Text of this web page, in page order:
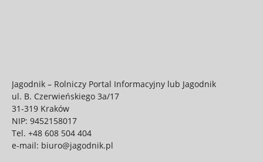
Jagodnik – Rolniczy Portal Informacyjny lub Jagodnik
ul. B. Czerwieńskiego 3a/17
31-319 Kraków
NIP: 9452158017
Tel. +48 608 504 404
e-mail: biuro@jagodnik.pl